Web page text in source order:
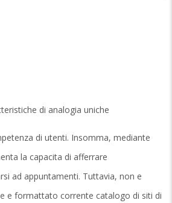
di analogia uniche
di utenti. Insomma, mediante
la capacita di afferrare
ad appuntamenti. Tuttavia, non e
e formattato corrente catalogo di siti di